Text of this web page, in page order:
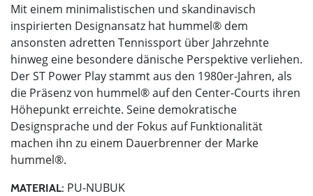
Mit einem minimalistischen und skandinavisch
inspirierten Designansatz hat hummel® dem
ansonsten adretten Tennissport über Jahrzehnte
hinweg eine besondere dänische Perspektive verliehen.
Der ST Power Play stammt aus den 1980er-Jahren, als
die Präsenz von hummel® auf den Center-Courts ihren
Höhepunkt erreichte. Seine demokratische
Designsprache und der Fokus auf Funktionalität
machen ihn zu einem Dauerbrenner der Marke
hummel®.
MATERIAL: PU-NUBUK